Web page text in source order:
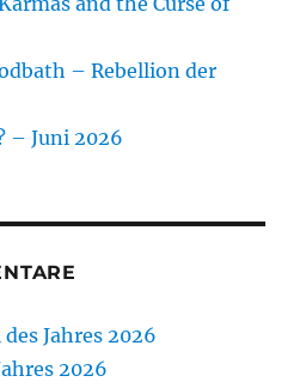
– Rebellion der
– Juni 2026
des Jahres 2026
2026